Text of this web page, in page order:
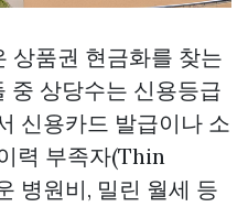
상품권 현금화를 찾는
중 상당수는 신용등급
신용카드 발급이나 소
력 부족자(Thin
병원비, 밀린 월세 등